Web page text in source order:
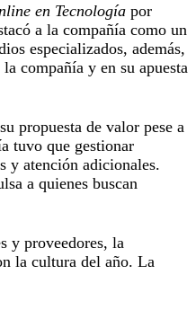
en Tecnología por
a la compañía como un
especializados, además,
compañía y en su apuesta
propuesta de valor pese a
tuvo que gestionar
y atención adicionales.
a quienes buscan
y proveedores, la
la cultura del año. La